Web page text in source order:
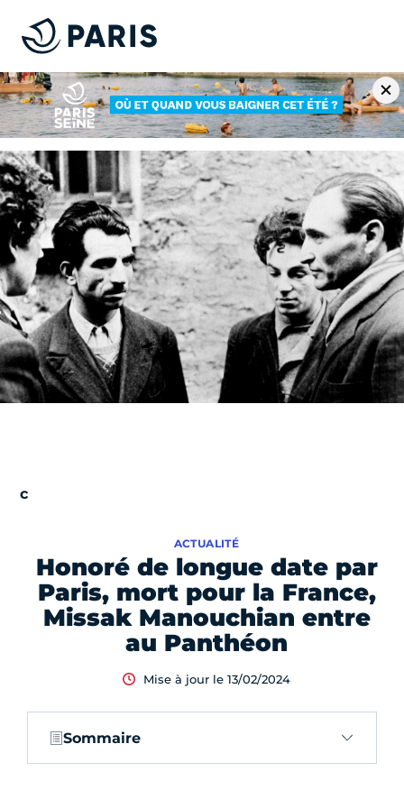
Honoré de longue date par
Paris, mort pour la France,
Missak Manouchian entre
au Panthéon
ACTUALITÉ
Mise à jour le 13/02/2024
Sommaire